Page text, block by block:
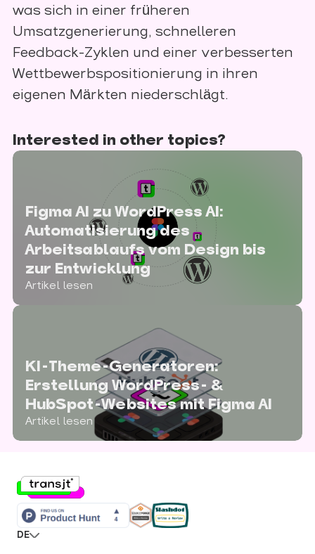
was sich in einer früheren
Umsatzgenerierung, schnelleren
Feedback-Zyklen und einer verbesserten
Wettbewerbspositionierung in ihren
eigenen Märkten niederschlägt.
Interested in other topics?
Figma AI zu WordPress AI:
Automatisierung des
Arbeitsablaufs vom Design bis
zur Entwicklung
Artikel lesen
KI-Theme-Generatoren:
Erstellung WordPress- &
HubSpot-Websites mit Figma AI
Artikel lesen
DE